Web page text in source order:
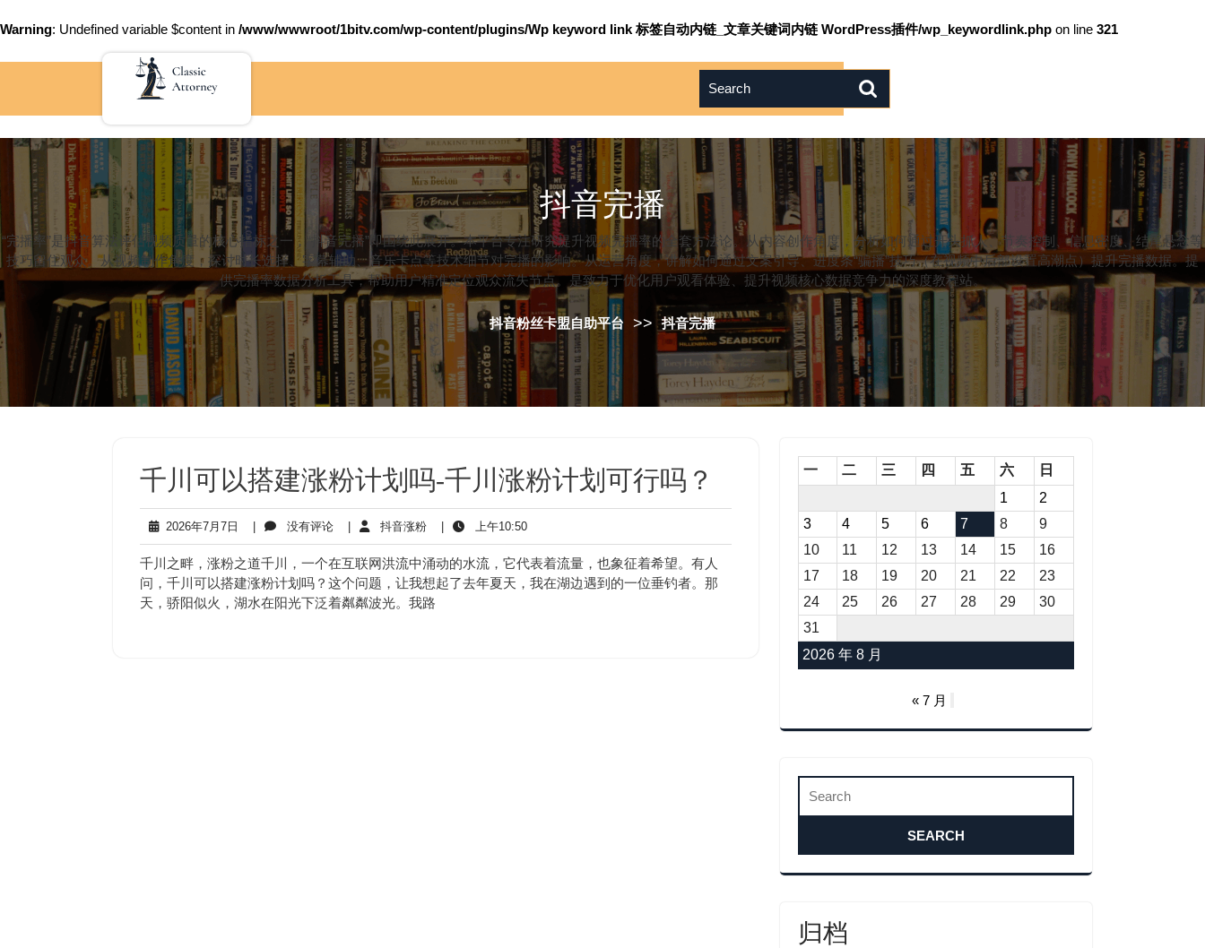
Warning: Undefined variable $content in /www/wwwroot/1bitv.com/wp-content/plugins/Wp keyword link 标签自动内链_文章关键词内链 WordPress插件/wp_keywordlink.php on line 321
抖音完播
“完播率”是抖音算法评估视频质量的核心指标之一，“抖音完播”即围绕此展开。本平台专注研究提升视频完播率的全套方法论。从内容创作角度，分析如何通过开头抓人、节奏控制、信息密度、结尾悬念等
技巧留住观众。从视频制作角度，探讨时长选择、字幕辅助、音乐卡点等技术细节对完播的影响。从运营角度，讲解如何通过文案引导、进度条“骗播”技巧（在视频中后部设置高潮点）提升完播数据。提
供完播率数据分析工具，帮助用户精准定位观众流失节点。是致力于优化用户观看体验、提升视频核心数据竞争力的深度教程站。
抖音粉丝卡盟自助平台 >> 抖音完播
千川可以搭建涨粉计划吗-千川涨粉计划可行吗？
2026年7月7日
2026
年
7
月
7
日
没有评论没
有
评
论
抖音涨粉抖
音
涨
粉
上午10:50上
午
10:50
千川之畔，涨粉之道千川，一个在互联网洪流中涌动的水流，它代表着流量，也象征着希望。有人
问，千川可以搭建涨粉计划吗？这个问题，让我想起了去年夏天，我在湖边遇到的一位垂钓者。那
天，骄阳似火，湖水在阳光下泛着粼粼波光。我路
2026 年 8 月
一 二 三 四 五 六
日
1
2
3
4 5 6 7 8
9
10
11 12 13 14 15
16
17
18 19 20 21 22
23
24
25 26 27 28 29
30
31
« 7 月
归档